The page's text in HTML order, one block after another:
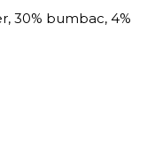
30% bumbac, 4%